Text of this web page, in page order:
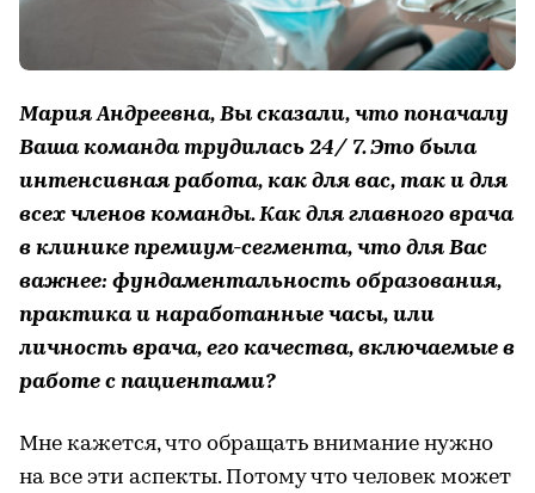
Мария Андреевна, Вы сказали, что поначалу
Ваша команда трудилась 24/ 7. Это была
интенсивная работа, как для вас, так и для
всех членов команды. Как для главного врача
в клинике премиум-сегмента, что для Вас
важнее: фундаментальность образования,
практика и наработанные часы, или
личность врача, его качества, включаемые в
работе с пациентами?
Мне кажется, что обращать внимание нужно
на все эти аспекты. Потому что человек может